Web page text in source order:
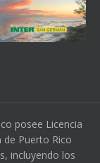
posee Licencia
de Puerto Rico
incluyendo los